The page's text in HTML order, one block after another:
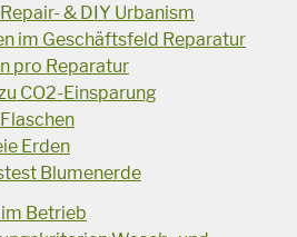
& DIY Urbanism
im Geschäftsfeld Reparatur
pro Reparatur
CO2-Einsparung
Erden
Blumenerde
Betrieb